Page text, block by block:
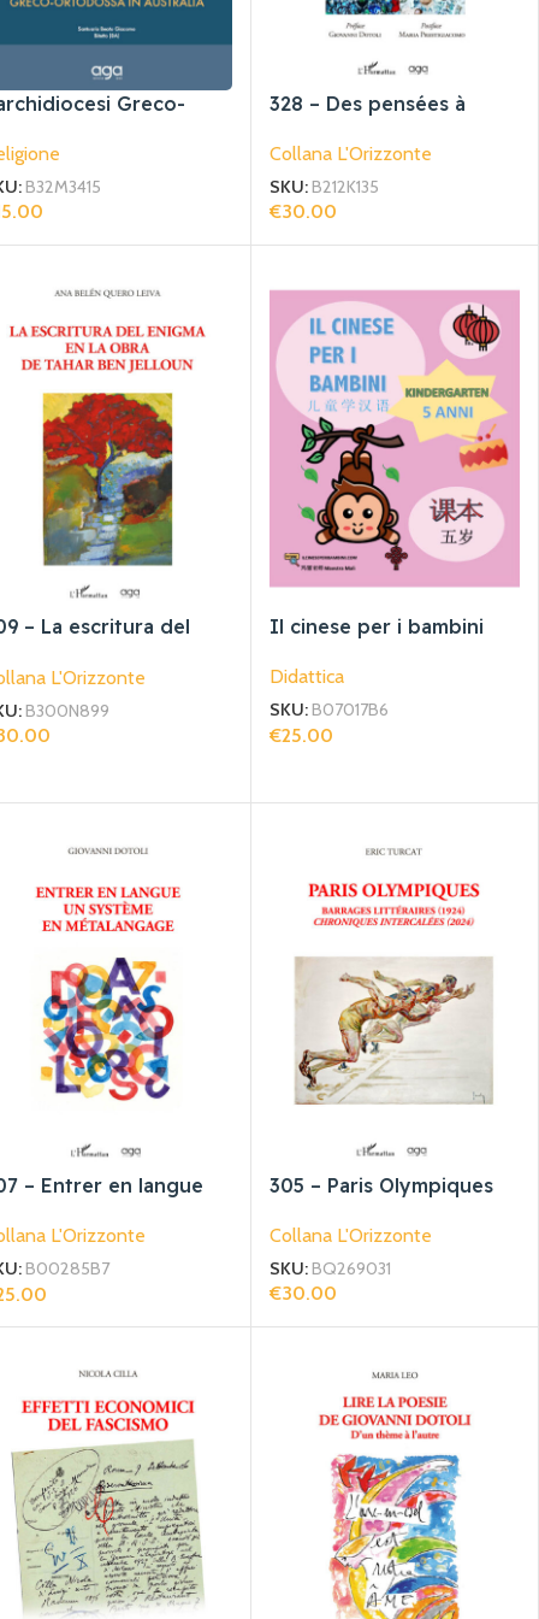
Greco-
B32M3415
328 – Des pensées à
Collana L'Orizzonte
SKU: B212K135
€30.00
– La escritura del
ben jelloun
L'Orizzonte
B300N899
Il cinese per i bambini
Didattica
SKU: B07017B6
€25.00
– Entrer en langue
L'Orizzonte
B00285B7
305 – Paris Olympiques
Collana L'Orizzonte
SKU: BQ269031
€30.00